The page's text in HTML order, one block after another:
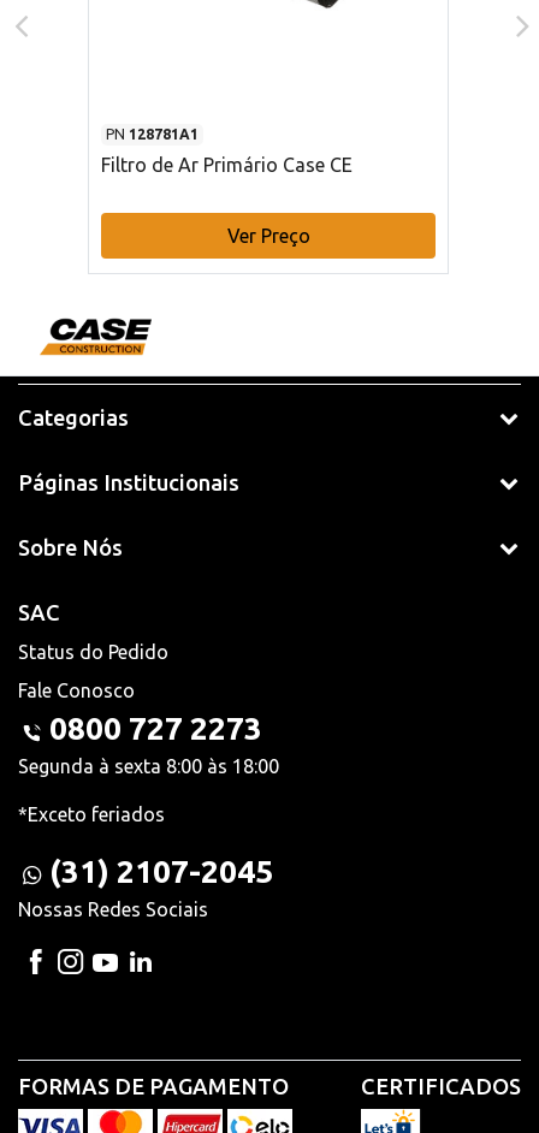
PN 128781A1
Filtro de Ar Primário Case CE
Ver Preço
Categorias
Páginas Institucionais
Sobre Nós
SAC
Status do Pedido
Fale Conosco
0800 727 2273
Segunda à sexta 8:00 às 18:00
*Exceto feriados
(31) 2107-2045
Nossas Redes Sociais
FORMAS DE PAGAMENTO CERTIFICADOS